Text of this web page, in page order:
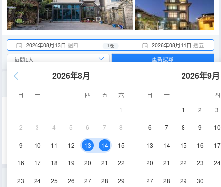
2026年08月13日 週四 2026年08月14日 週五
1 晚
2026年8月
日 一 二 三 四 五
六
1
2 3 4 5 6 7 8
9 10 11 12 13 14 15
16 17 18 19 20 21 22
23 24 25 26 27 28 29
2026年9月
日 一 二 三
四
1
2 3
6 7 8 9 10
13 14 15 16 17
20 21 22 23 24
27 28 29 30
重新搜尋
空調
淋浴
馬里奧的蘑菇小屋